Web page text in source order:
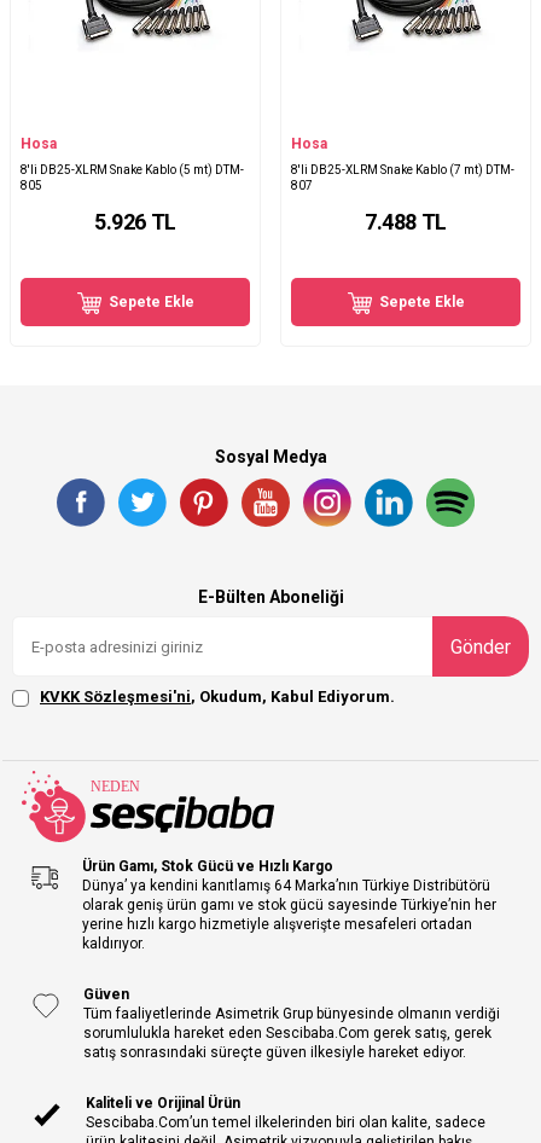
Hosa
8'li DB25-XLRM Snake Kablo (5 mt) DTM-
805
5.926 TL
Sepete Ekle
Hosa
8'li DB25-XLRM Snake Kablo (7 mt) DTM-
807
7.488 TL
Sepete Ekle
Sosyal Medya
E-Bülten Aboneliği
Gönder
KVKK Sözleşmesi'ni, Okudum, Kabul Ediyorum.
Ürün Gamı, Stok Gücü ve Hızlı Kargo
Dünya’ ya kendini kanıtlamış 64 Marka’nın Türkiye Distribütörü
olarak geniş ürün gamı ve stok gücü sayesinde Türkiye’nin her
yerine hızlı kargo hizmetiyle alışverişte mesafeleri ortadan
kaldırıyor.
Güven
Tüm faaliyetlerinde Asimetrik Grup bünyesinde olmanın verdiği
sorumlulukla hareket eden Sescibaba.Com gerek satış, gerek
satış sonrasındaki süreçte güven ilkesiyle hareket ediyor.
Kaliteli ve Orijinal Ürün
Sescibaba.Com’un temel ilkelerinden biri olan kalite, sadece